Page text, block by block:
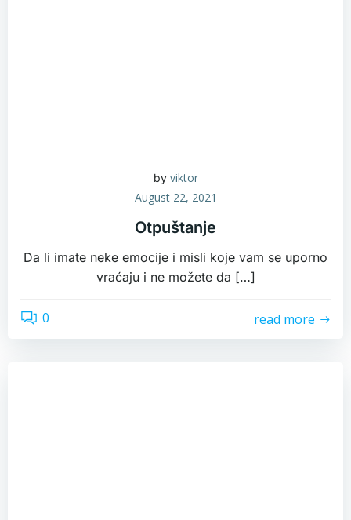
by viktor
August 22, 2021
Otpuštanje
Da li imate neke emocije i misli koje vam se uporno
vraćaju i ne možete da […]
0 read more